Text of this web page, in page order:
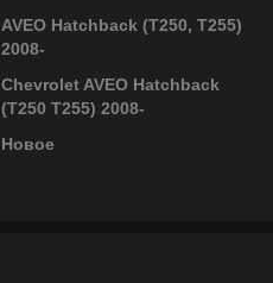
AVEO Hatchback (T250, T255)
2008-
Chevrolet AVEO Hatchback
(T250 T255) 2008-
Новое